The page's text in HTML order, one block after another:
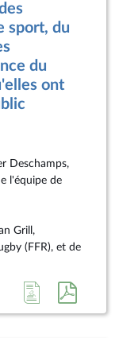
sport, du
du
ont
Deschamps,
l'équipe de
Grill,
(FFR), et de
Accéder
à
au